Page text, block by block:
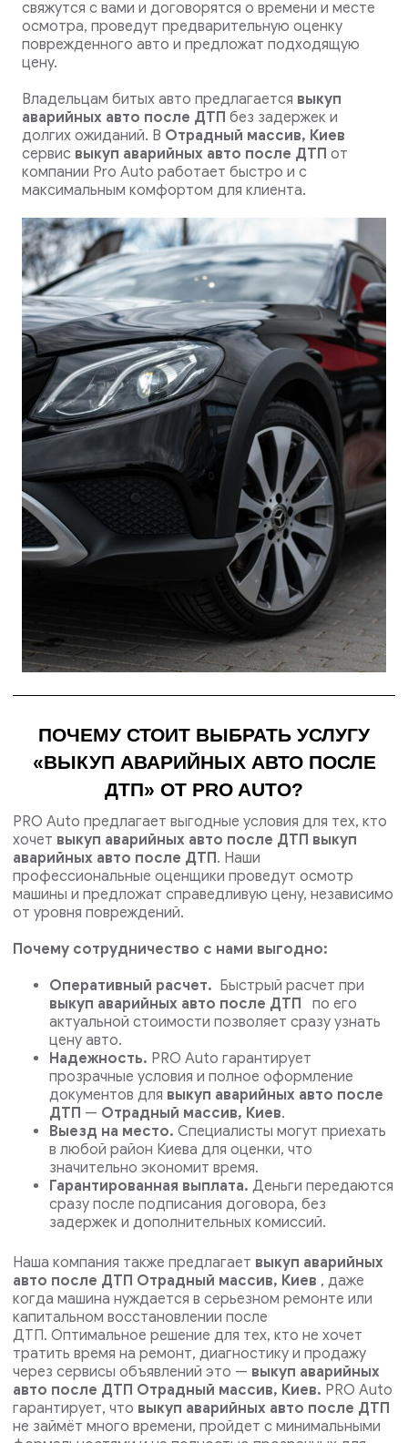
свяжутся с вами и договорятся о времени и месте
осмотра, проведут предварительную оценку
поврежденного авто и предложат подходящую
цену.
Владельцам битых авто предлагается выкуп
аварийных авто после ДТП без задержек и
долгих ожиданий. В Отрадный массив, Киев
сервис выкуп аварийных авто после ДТПот
компании Pro Auto работает быстро и с
максимальным комфортом для клиента.
ПОЧЕМУ СТОИТ ВЫБРАТЬ УСЛУГУ
«ВЫКУП АВАРИЙНЫХ АВТО ПОСЛЕ
ДТП» ОТ PRO AUTO?
PRO Auto предлагает выгодные условия для тех, кто
хочет выкуп аварийных авто после ДТП выкуп
аварийных авто после ДТП. Наши
профессиональные оценщики проведут осмотр
машины и предложат справедливую цену, независимо
от уровня повреждений.
Почему сотрудничество с нами выгодно:
Оперативный расчет. Быстрый расчет при
выкуп аварийных авто после ДТП
по его
актуальной стоимости позволяет сразу узнать
цену авто.
Надежность. PRO Auto гарантирует
прозрачные условия и полное оформление
документов для выкуп аварийных авто после
ДТП — Отрадный массив, Киев.
Выезд на место. Специалисты могут приехать
в любой район Киева для оценки, что
значительно экономит время.
Гарантированная выплата. Деньги передаются
сразу после подписания договора, без
задержек и дополнительных комиссий.
Наша компания также предлагает выкуп аварийных
авто после ДТП Отрадный массив, Киев , даже
когда машина нуждается в серьезном ремонте или
капитальном восстановлении после
ДТП.Оптимальное решение для тех, кто не хочет
тратить время на ремонт, диагностику и продажу
через сервисы объявлений это — выкуп аварийных
авто после ДТП Отрадный массив, Киев. PRO Auto
гарантирует, что выкуп аварийных авто после ДТП
не займёт много времени, пройдет с минимальными